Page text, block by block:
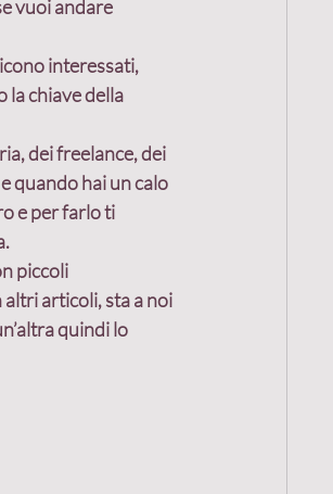
vuoi andare
interessati,
la chiave della
dei freelance, dei
quando hai un calo
e per farlo ti
piccoli
altri articoli, sta a noi
quindi lo